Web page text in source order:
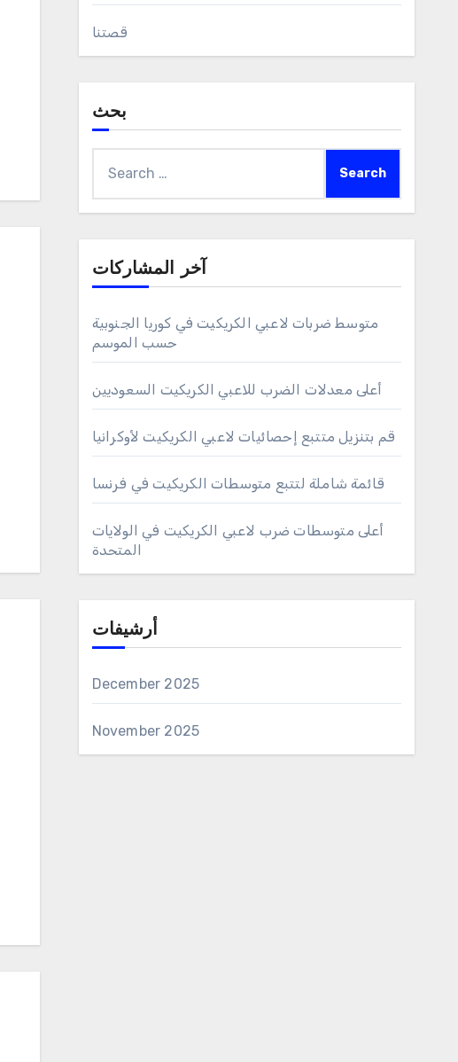
قصتنا
بحث
for:
آخر المشاركات
متوسط ضربات لاعبي الكريكيت في كوريا الجنوبية
حسب الموسم
أعلى معدلات الضرب للاعبي الكريكيت السعوديين
قم بتنزيل متتبع إحصائيات لاعبي الكريكيت لأوكرانيا
قائمة شاملة لتتبع متوسطات الكريكيت في فرنسا
أعلى متوسطات ضرب لاعبي الكريكيت في الولايات
المتحدة
أرشيفات
December 2025
November 2025